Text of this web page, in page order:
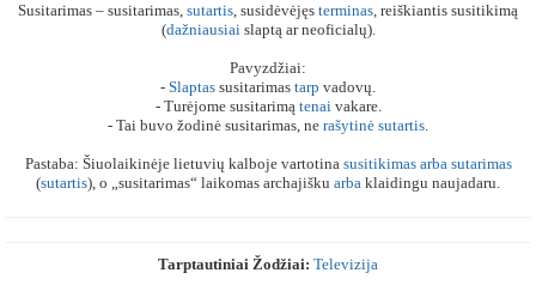
Susitarimas – susitarimas, sutartis, susidėvėjęs terminas, reiškiantis susitikimą
(dažniausiaislaptą ar neoficialų).
Pavyzdžiai:
- Slaptas susitarimas tarp vadovų.
- Turėjome susitarimą tenaivakare.
- Tai buvo žodinė susitarimas, ne rašytinė sutartis.
Pastaba: Šiuolaikinėje lietuvių kalboje vartotina susitikimas arba sutarimas
(sutartis), o „susitarimas“ laikomas archajišku arba klaidingu naujadaru.
Tarptautiniai Žodžiai: Televizija